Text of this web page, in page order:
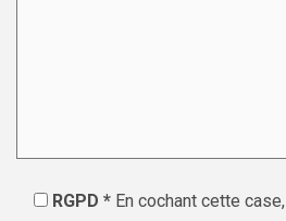
RGPD * En cochant cette case,